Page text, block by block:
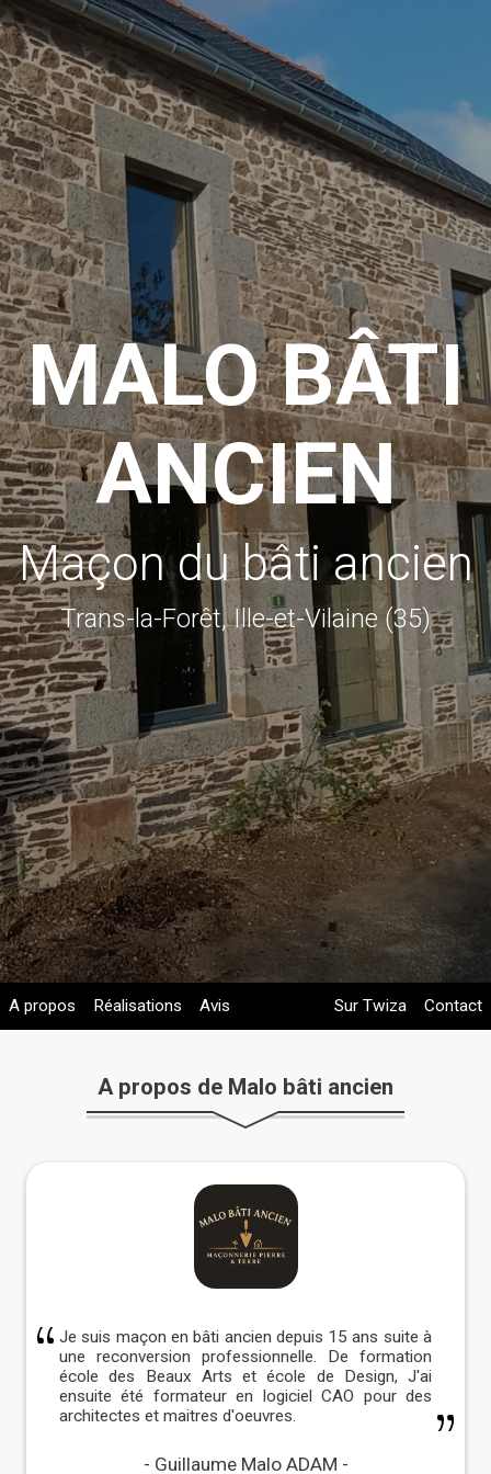
MALO BÂTI
ANCIEN
Maçon du bâti ancien
Trans-la-Forêt, Ille-et-Vilaine (35)
A propos Réalisations Avis Sur Twiza Contact
A propos de Malo bâti ancien
Je suis maçon en bâti ancien depuis 15 ans suite à
une reconversion professionnelle. De formation
école des Beaux Arts et école de Design, J'ai
ensuite été formateur en logiciel CAO pour des
architectes et maitres d'oeuvres.
Après quelques années de chantiers en
Guillaume Malo ADAM